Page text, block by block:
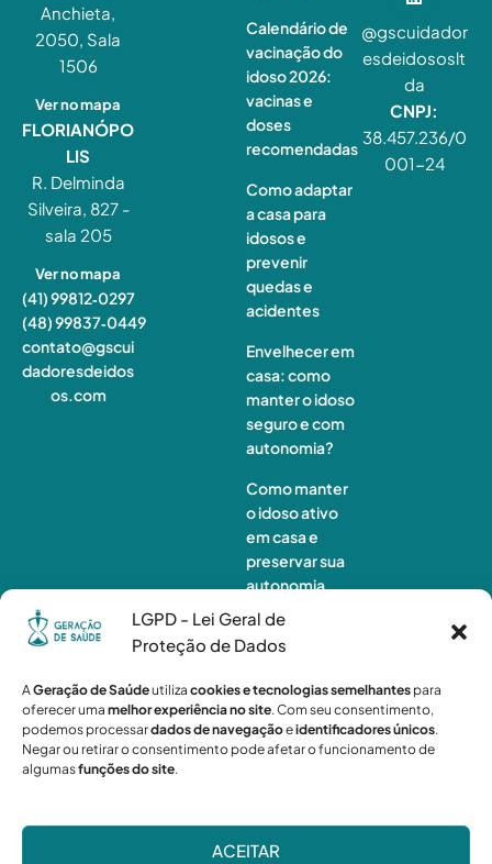
LGPD - Lei Geral de
Proteção de Dados
AGeração de Saúdeutiliza cookies e tecnologias semelhantes para
oferecer uma melhor experiência no site. Com seu consentimento,
podemos processardados de navegaçãoeidentificadores únicos.
Negar ou retirar o consentimento pode afetar o funcionamento de
algumasfunções do site.
ACEITAR
Anchieta,
2050, Sala
1506
Ver no mapa
FLORIANÓPO
LIS
R. Delminda
Silveira, 827 -
sala 205
Ver no mapa
(41) 99812‑0297
(48) 99837‑0449
contato@gscui
dadoresdeidos
os.com
Calendário de
vacinação do
idoso 2026:
vacinas e
doses
recomendadas
Como adaptar
a casa para
idosos e
prevenir
quedas e
acidentes
Envelhecer em
casa: como
manter o idoso
seguro e com
autonomia?
Como manter
o idoso ativo
em casa e
preservar sua
autonomia
Monitorament
o de idosos à
quando a
tecnologia não
é suficiente?
@gscuidador
esdeidososlt
da
CNPJ:
38.457.236/0
001-24